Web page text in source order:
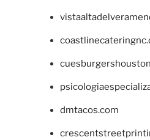
dmtacos.com